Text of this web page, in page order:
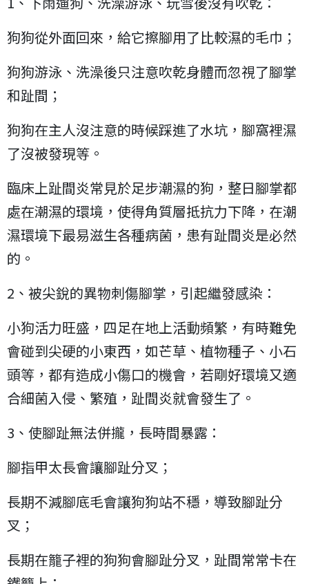
狗狗從外面回來，給它擦腳用了比較濕的毛巾；
狗狗游泳、洗澡後只注意吹乾身體而忽視了腳掌
和趾間；
狗狗在主人沒注意的時候踩進了水坑，腳窩裡濕
了沒被發現等。
臨床上趾間炎常見於足步潮濕的狗，整日腳掌都
處在潮濕的環境，使得角質層抵抗力下降，在潮
濕環境下最易滋生各種病菌，患有趾間炎是必然
的。
2、被尖銳的異物刺傷腳掌，引起繼發感染：
小狗活力旺盛，四足在地上活動頻繁，有時難免
會碰到尖硬的小東西，如芒草、植物種子、小石
頭等，都有造成小傷口的機會，若剛好環境又適
合細菌入侵、繁殖，趾間炎就會發生了。
3、使腳趾無法併攏，長時間暴露：
腳指甲太長會讓腳趾分叉；
長期不減腳底毛會讓狗狗站不穩，導致腳趾分
叉；
長期在籠子裡的狗狗會腳趾分叉，趾間常常卡在